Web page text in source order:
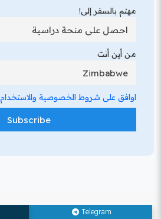
Telegram
مهتم بالسفر إلى!
من أين أنت
اوافق على شروط الخصوصية والاستخدام